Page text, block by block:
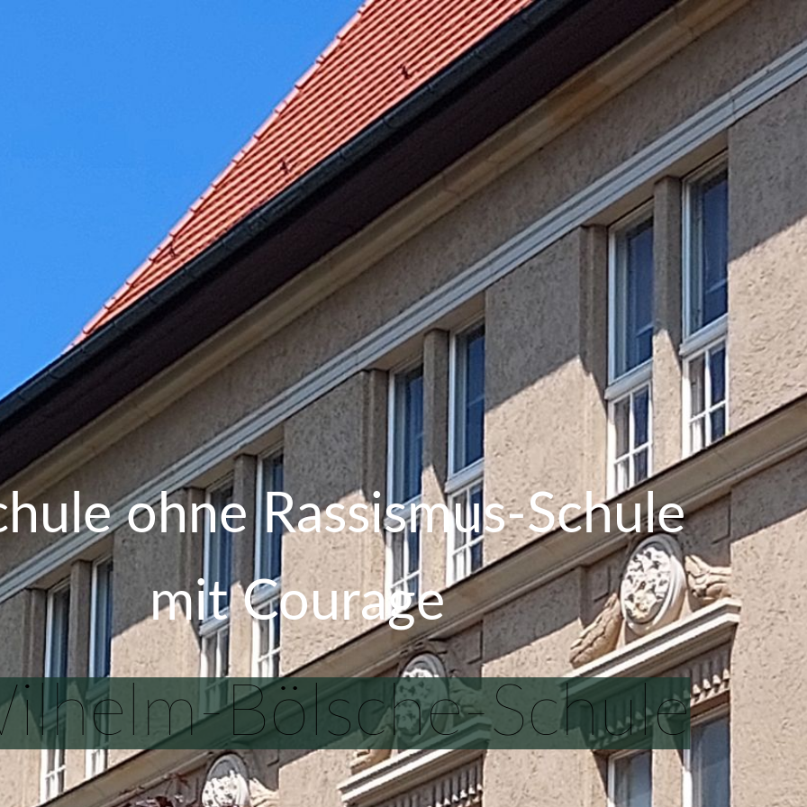
ohne Rassismus-Schule
mit Courage
Bölsche-Schule